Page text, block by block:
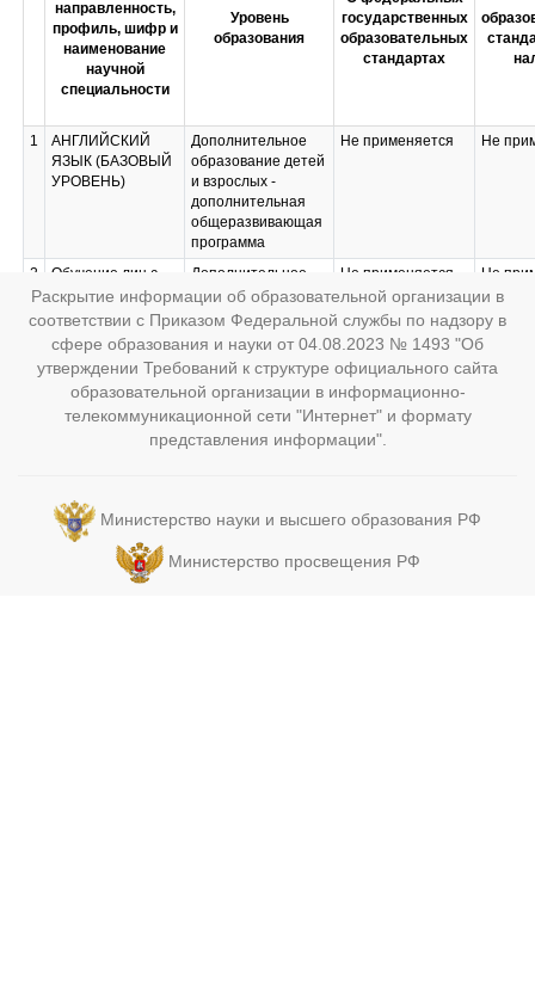
направленность,
профиль, шифр и
наименование
научной
специальности
Уровень
образования
государственных
образовательных
стандартах
1
АНГЛИЙСКИЙ
ЯЗЫК (БАЗОВЫЙ
УРОВЕНЬ)
Дополнительное
образование детей
и взрослых -
дополнительная
общеразвивающая
программа
Не применяется Не
2
Обучение лиц с
ограниченными
возможностями
здоровья в
условиях
реализации ФГОС
Дополнительное
профессиональное
образование -
повышение
квалификации
Не применяется Не
26426 - Секретарь
учебной части
Профессиональное
обучение -
профессиональная
должностям
Не применяется
Раскрытие информации об образовательной организации в
соответствии с Приказом Федеральной службы по надзору в
сфере образования и науки от 04.08.2023 № 1493 "Об
утверждении Требований к структуре официального сайта
образовательной организации в информационно-
телекоммуникационной сети "Интернет" и формату
представления информации".
Министерство науки и высшего образования РФ
Министерство просвещения РФ